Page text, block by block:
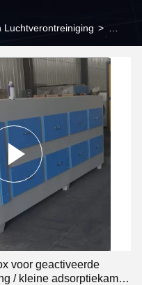
Luchtverontreiniging >
voor geactiveerde
voor geactiveerde
/ kleine adsorptiekamer